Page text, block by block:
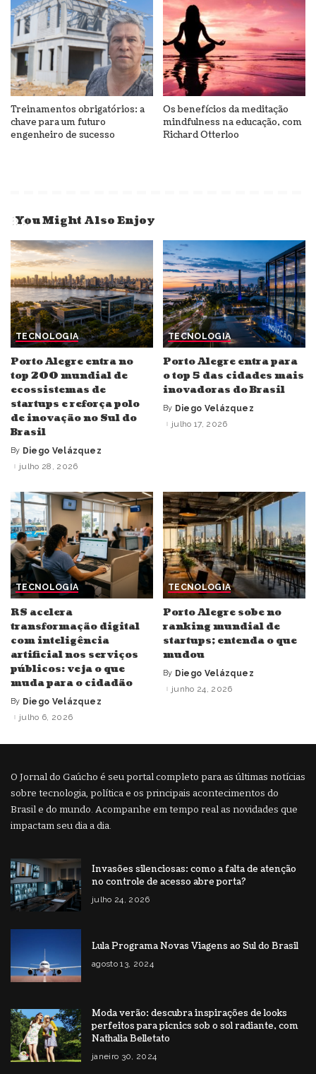
Treinamentos obrigatórios: a
chave para um futuro
engenheiro de sucesso
Os benefícios da meditação
mindfulness na educação, com
Richard Otterloo
You Might Also Enjoy
TECNOLOGIA
Porto Alegre entra no
top 200 mundial de
ecossistemas de
startups e reforça polo
de inovação no Sul do
Brasil
Posted
by
By Diego Velázquez
julho 28, 2026
TECNOLOGIA
Porto Alegre entra para
o top 5 das cidades mais
inovadoras do Brasil
Posted
by
By Diego Velázquez
julho 17, 2026
TECNOLOGIA
RS acelera
transformação digital
com inteligência
artificial nos serviços
públicos: veja o que
muda para o cidadão
Posted
by
By Diego Velázquez
julho 6, 2026
TECNOLOGIA
Porto Alegre sobe no
ranking mundial de
startups; entenda o que
mudou
Posted
by
By Diego Velázquez
junho 24, 2026
O Jornal do Gaúcho é seu portal completo para as últimas notícias
sobre tecnologia, política e os principais acontecimentos do
Brasil e do mundo. Acompanhe em tempo real as novidades que
impactam seu dia a dia.
Invasões silenciosas: como a falta de atenção
no controle de acesso abre porta?
julho 24, 2026
Lula Programa Novas Viagens ao Sul do Brasil
agosto 13, 2024
Moda verão: descubra inspirações de looks
perfeitos para picnics sob o sol radiante, com
Nathalia Belletato
janeiro 30, 2024